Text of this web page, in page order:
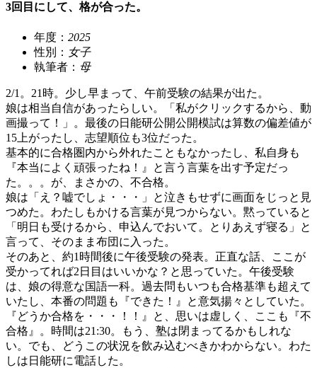
3回目にして、格が合った。
年度： 2025
性別： 女子
執筆者： 母
2/1。21時。少し早まって、午前受験の結果が出た。
娘は相当自信があったらしい。「私がクリックするから、動
画撮って！」。最後の日能研公開公開模試は算数の偏差値が
15上がったし、志望順位も3位だった。
基本的に合格圏内から外れたこともなかったし、私自身も
『本当によく頑張ったね！』と言う言葉を出す予定だっ
た。。。が、まさかの、不合格。
娘は「え？嘘でしょ・・・」と泣きもせずに画面をじっと見
つめた。わたしもかける言葉が見つからない。黙っていると
「明日も受けるから、申込んでおいて。とりあえず寝る」と
言って、そのまま布団に入った。
そのあと、約1時間後に午後受験の発表。正直な話、ここが
受かってれば2日目はいいかな？と思っていた。午後受験
は、娘の得意な国語一科。過去問もいつも合格基準も超えて
いたし、本番の問題も『できた！』と意気揚々としていた。
『どうか合格を・・・！！』と、思いは虚しく、ここも『不
合格』。時間は21:30。もう、塾は閉まってるかもしれな
い。でも、どうこの状況を飲み込むべきかわからない。わた
しは日能研に電話した。